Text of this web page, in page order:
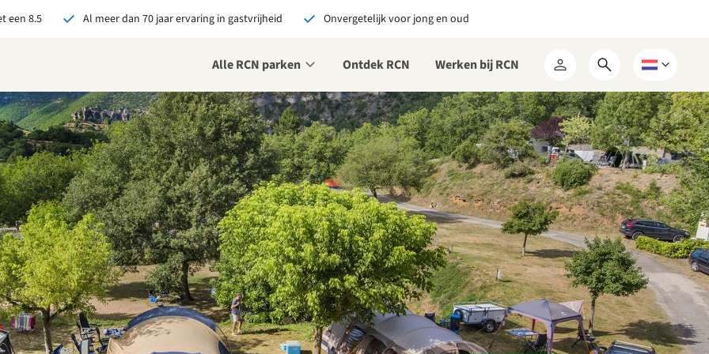
een 8.5 Al meer dan 70 jaar ervaring in gastvrijheid Onvergetelijk voor jong en oud
Alle RCN parken Ontdek RCN Werken bij RCN
Mijn
RCN
Open
zoekformulier
Kies
een
taal
bij RCN boekt, krijg je:
De beste prijsgarantie
Exclusieve voordelen
Persoonlijk contact
alle voordelen